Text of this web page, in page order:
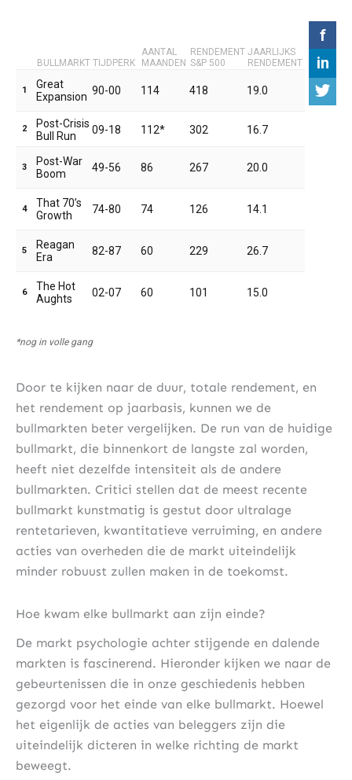
Door te kijken naar de duur, totale rendement, en
het rendement op jaarbasis, kunnen we de
bullmarkten beter vergelijken. De run van de huidige
bullmarkt, die binnenkort de langste zal worden,
heeft niet dezelfde intensiteit als de andere
bullmarkten. Critici stellen dat de meest recente
bullmarkt kunstmatig is gestut door ultralage
rentetarieven, kwantitatieve verruiming, en andere
acties van overheden die de markt uiteindelijk
minder robuust zullen maken in de toekomst.
Hoe kwam elke bullmarkt aan zijn einde?
De markt psychologie achter stijgende en dalende
markten is fascinerend. Hieronder kijken we naar de
gebeurtenissen die in onze geschiedenis hebben
gezorgd voor het einde van elke bullmarkt. Hoewel
het eigenlijk de acties van beleggers zijn die
uiteindelijk dicteren in welke richting de markt
beweegt.